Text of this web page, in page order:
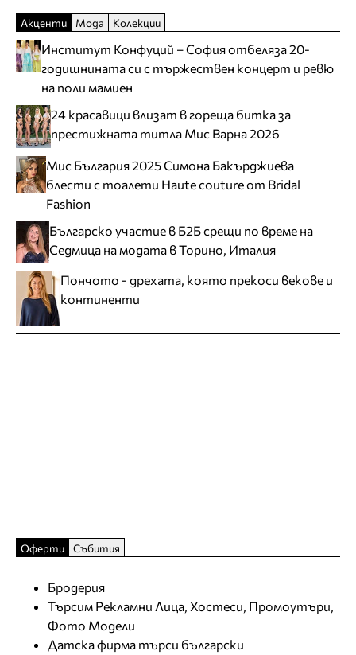
Акценти Мода Колекции
Институт Конфуций – София отбеляза 20-
годишнината си с тържествен концерт и ревю
на поли мамиен
24 красавици влизат в гореща битка за
престижната титла Мис Варна 2026
Мис България 2025 Симона Бакърджиева
блести с тоалети Haute couture от Bridal
Fashion
Българско участие в Б2Б срещи по време на
Седмица на модата в Торино, Италия
Пончото - дрехата, която прекоси векове и
континенти
Оферти Събития
Бродерия
Търсим Рекламни Лица, Хостеси, Промоутъри,
Фото Модели
Датска фирма търси български